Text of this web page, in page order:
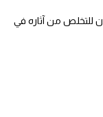
للتخلص من آثاره في